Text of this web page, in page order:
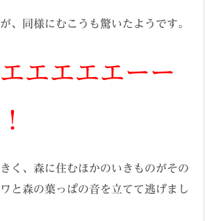
、同様にむこうも驚いたようです。
エエエエーー
く、森に住むほかのいきものがその
と森の葉っぱの音を立てて逃げまし